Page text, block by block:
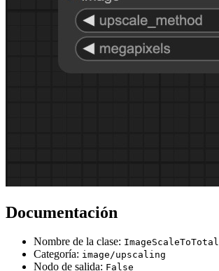
Documentación
Nombre de la clase:
Categoría: image/upscaling
Nodo de salida: False